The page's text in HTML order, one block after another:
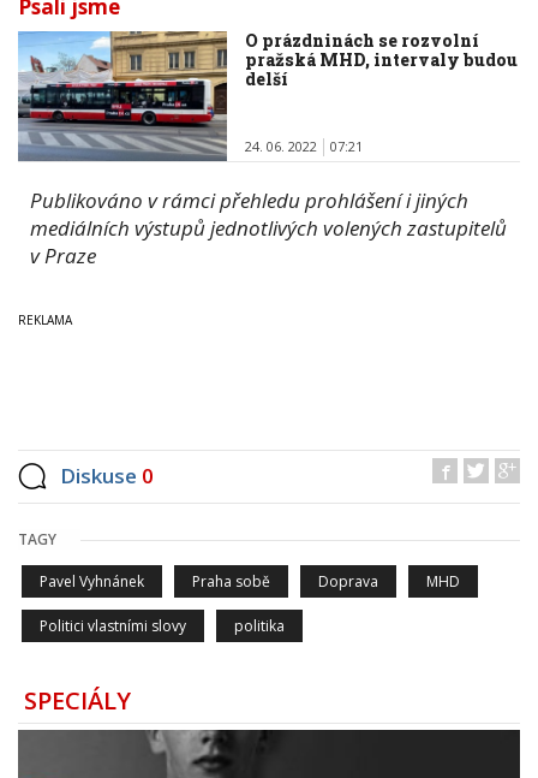
Psali jsme
O prázdninách se rozvolní
pražská MHD, intervaly budou
delší
24. 06. 2022 07:21
Publikováno v rámci přehledu prohlášení i jiných
mediálních výstupů jednotlivých volených zastupitelů
v Praze
Diskuse 0
TAGY
Pavel Vyhnánek Praha sobě Doprava MHD
Politici vlastními slovy politika
SPECIÁLY